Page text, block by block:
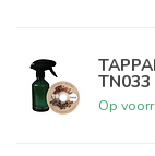
TN033
Op